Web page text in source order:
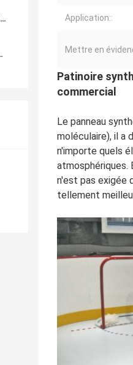
Application::
Mettre en
Patinoire
commercial
Le panneau
moléculaire), il a
n'importe quels
atmosphériques.
n'est pas exigée
tellement